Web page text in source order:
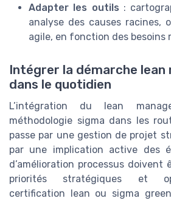
Adapter les outils :
analyse des causes racines,
agile, en fonction des besoins
Intégrer la démarche lean
dans le quotidien
L’intégration du lean
méthodologie sigma dans les
passe par une gestion de projet
par une implication active des
d’amélioration processus doivent
priorités stratégiques et
certification lean ou sigma